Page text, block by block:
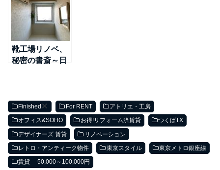
靴工場リノベ、
秘密の書斎～日
Finished For RENT アトリエ・工房
オフィス&SOHO お得!リフォーム済賃貸 つくばTX
デザイナーズ 賃貸 リノベーション
レトロ・アンティーク物件 東京スタイル 東京メトロ銀座線
賃貸 50,000～100,000円